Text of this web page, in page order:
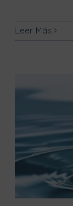
Leer Más